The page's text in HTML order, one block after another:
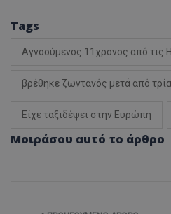
Tags
Αγνοούμενος 11χρονος από τις
βρέθηκε ζωντανός μετά από
Είχε ταξιδέψει στην Ευρώπη
Μοιράσου αυτό το άρθρο